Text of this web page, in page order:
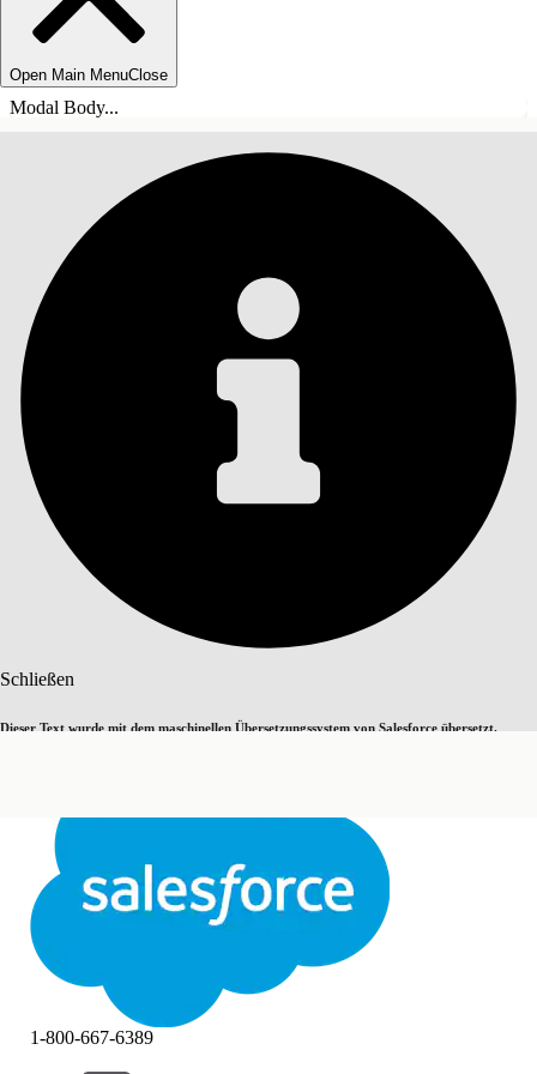
Open Main MenuClose
Modal Body...
Schließen
Dieser Text wurde mit dem maschinellen Übersetzungssystem von Salesforce übersetzt.
Schließen
INHALT
1-800-667-6389